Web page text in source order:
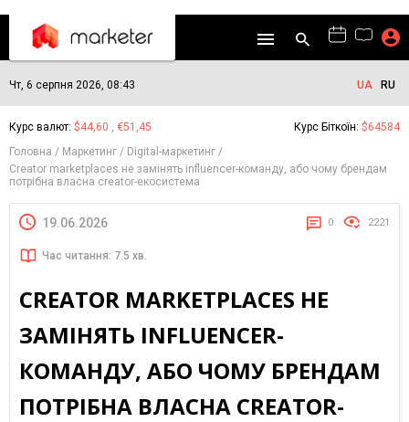
Чт, 6 серпня 2026, 08:43 UA RU
Курс валют: $44,60 , €51,45 Курс Біткоїн: $64584
Головна
Маркетинг
Digital-маркетинг
Creator marketplaces не замінять influencer-команду, або чому брендам
потрібна власна creator-екосистема
19.06.2026 0 2221
Час читання: 7.5 хв.
CREATOR MARKETPLACES НЕ
ЗАМІНЯТЬ INFLUENCER-
КОМАНДУ, АБО ЧОМУ БРЕНДАМ
ПОТРІБНА ВЛАСНА CREATOR-